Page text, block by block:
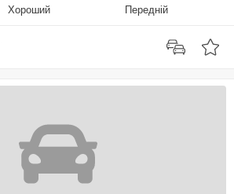
Хороший Передній